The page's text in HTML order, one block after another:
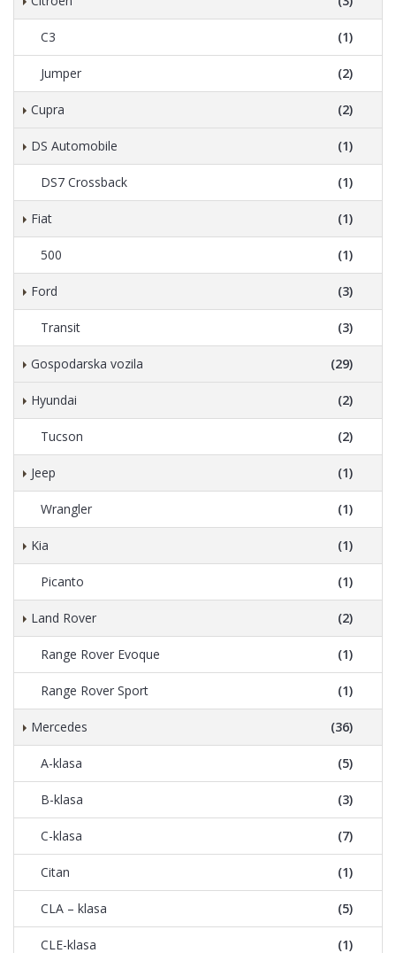
C3 (1)
Jumper (2)
Cupra (2)
DS Automobile (1)
DS7 Crossback (1)
Fiat (1)
500 (1)
Ford (3)
Transit (3)
Gospodarska vozila (29)
Hyundai (2)
Tucson (2)
Jeep (1)
Wrangler (1)
Kia (1)
Picanto (1)
Land Rover (2)
Range Rover Evoque (1)
Range Rover Sport (1)
Mercedes (36)
A-klasa (5)
B-klasa (3)
C-klasa (7)
Citan (1)
CLA – klasa (5)
CLE-klasa (1)